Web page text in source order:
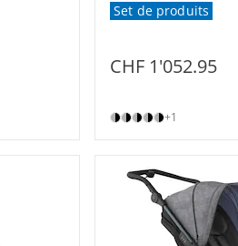
Set de produits
CHF 1'052.95
+1